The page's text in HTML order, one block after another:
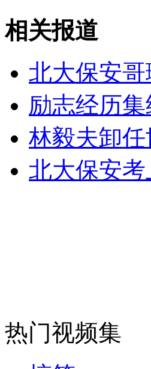
《高考高考》惊现"甄嬛体"
英国男子骑自行车92天走遍
山西运城恶犬咬伤多人 警民
外交部：有关国家言论片面
相关报道
北大保安
励志经历
林毅夫卸
北大保安
热门视频集